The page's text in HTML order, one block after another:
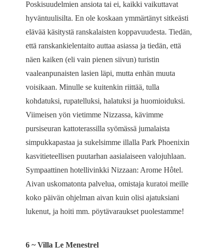
Poskisuudelmien ansiota tai ei, kaikki vaikuttavat
hyväntuulisilta. En ole koskaan ymmärtänyt sitkeästi
elävää käsitystä ranskalaisten koppavuudesta. Tiedän,
että ranskankielentaito auttaa asiassa ja tiedän, että
näen kaiken (eli vain pienen siivun) turistin
vaaleanpunaisten lasien läpi, mutta enhän muuta
voisikaan. Minulle se kuitenkin riittää, tulla
kohdatuksi, rupatelluksi, halatuksi ja huomioiduksi.
Viimeisen yön vietimme Nizzassa, kävimme
pursiseuran kattoterassilla syömässä jumalaista
simpukkapastaa ja sukelsimme illalla Park Phoenixin
kasvitieteellisen puutarhan aasialaiseen valojuhlaan.
Sympaattinen hotellivinkki Nizzaan: Arome Hôtel.
Aivan uskomatonta palvelua, omistaja kuratoi meille
koko päivän ohjelman aivan kuin olisi ajatuksiani
lukenut, ja hoiti mm. pöytävaraukset puolestamme!
6 ~ Villa Le Menestrel